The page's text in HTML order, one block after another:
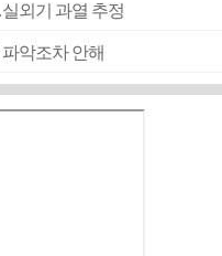
외기 과열 추정
악조차 안해